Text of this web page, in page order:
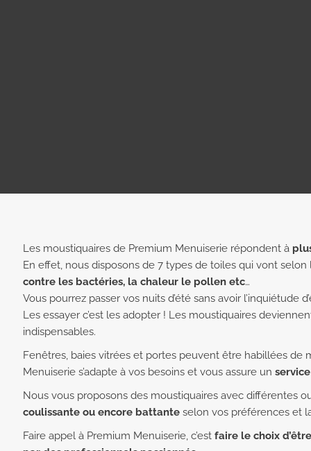
Les moustiquaires de Premium Menuiserie répondent à
En effet, nous disposons de 7 types de toiles qui vont
contre les bactéries, la chaleur le pollen etc…
Vous pourrez passer vos nuits d’été sans avoir l’inquiétude
Les essayer c’est les adopter ! Les moustiquaires
indispensables.
Fenêtres, baies vitrées et portes peuvent être habillées de
Menuiserie s’adapte à vos besoins et vous assure un
Nous vous proposons des moustiquaires avec différentes
coulissante ou encore battanteselon vos préférences et
Faire appel à Premium Menuiserie, c’est faire le choix